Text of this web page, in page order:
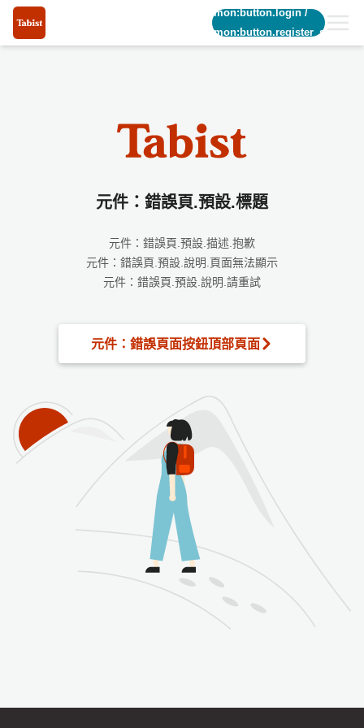
common:button.login/
common:button.register_short
元件：錯誤頁.預設.標題
元件：錯誤頁.預設.描述.抱歉
元件：錯誤頁.預設.說明.頁面無法顯示
元件：錯誤頁.預設.說明.請重試
元件：錯誤頁面按鈕頂部頁面